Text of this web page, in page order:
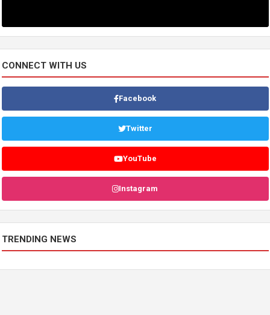
CONNECT WITH US
Facebook
Twitter
YouTube
Instagram
TRENDING NEWS